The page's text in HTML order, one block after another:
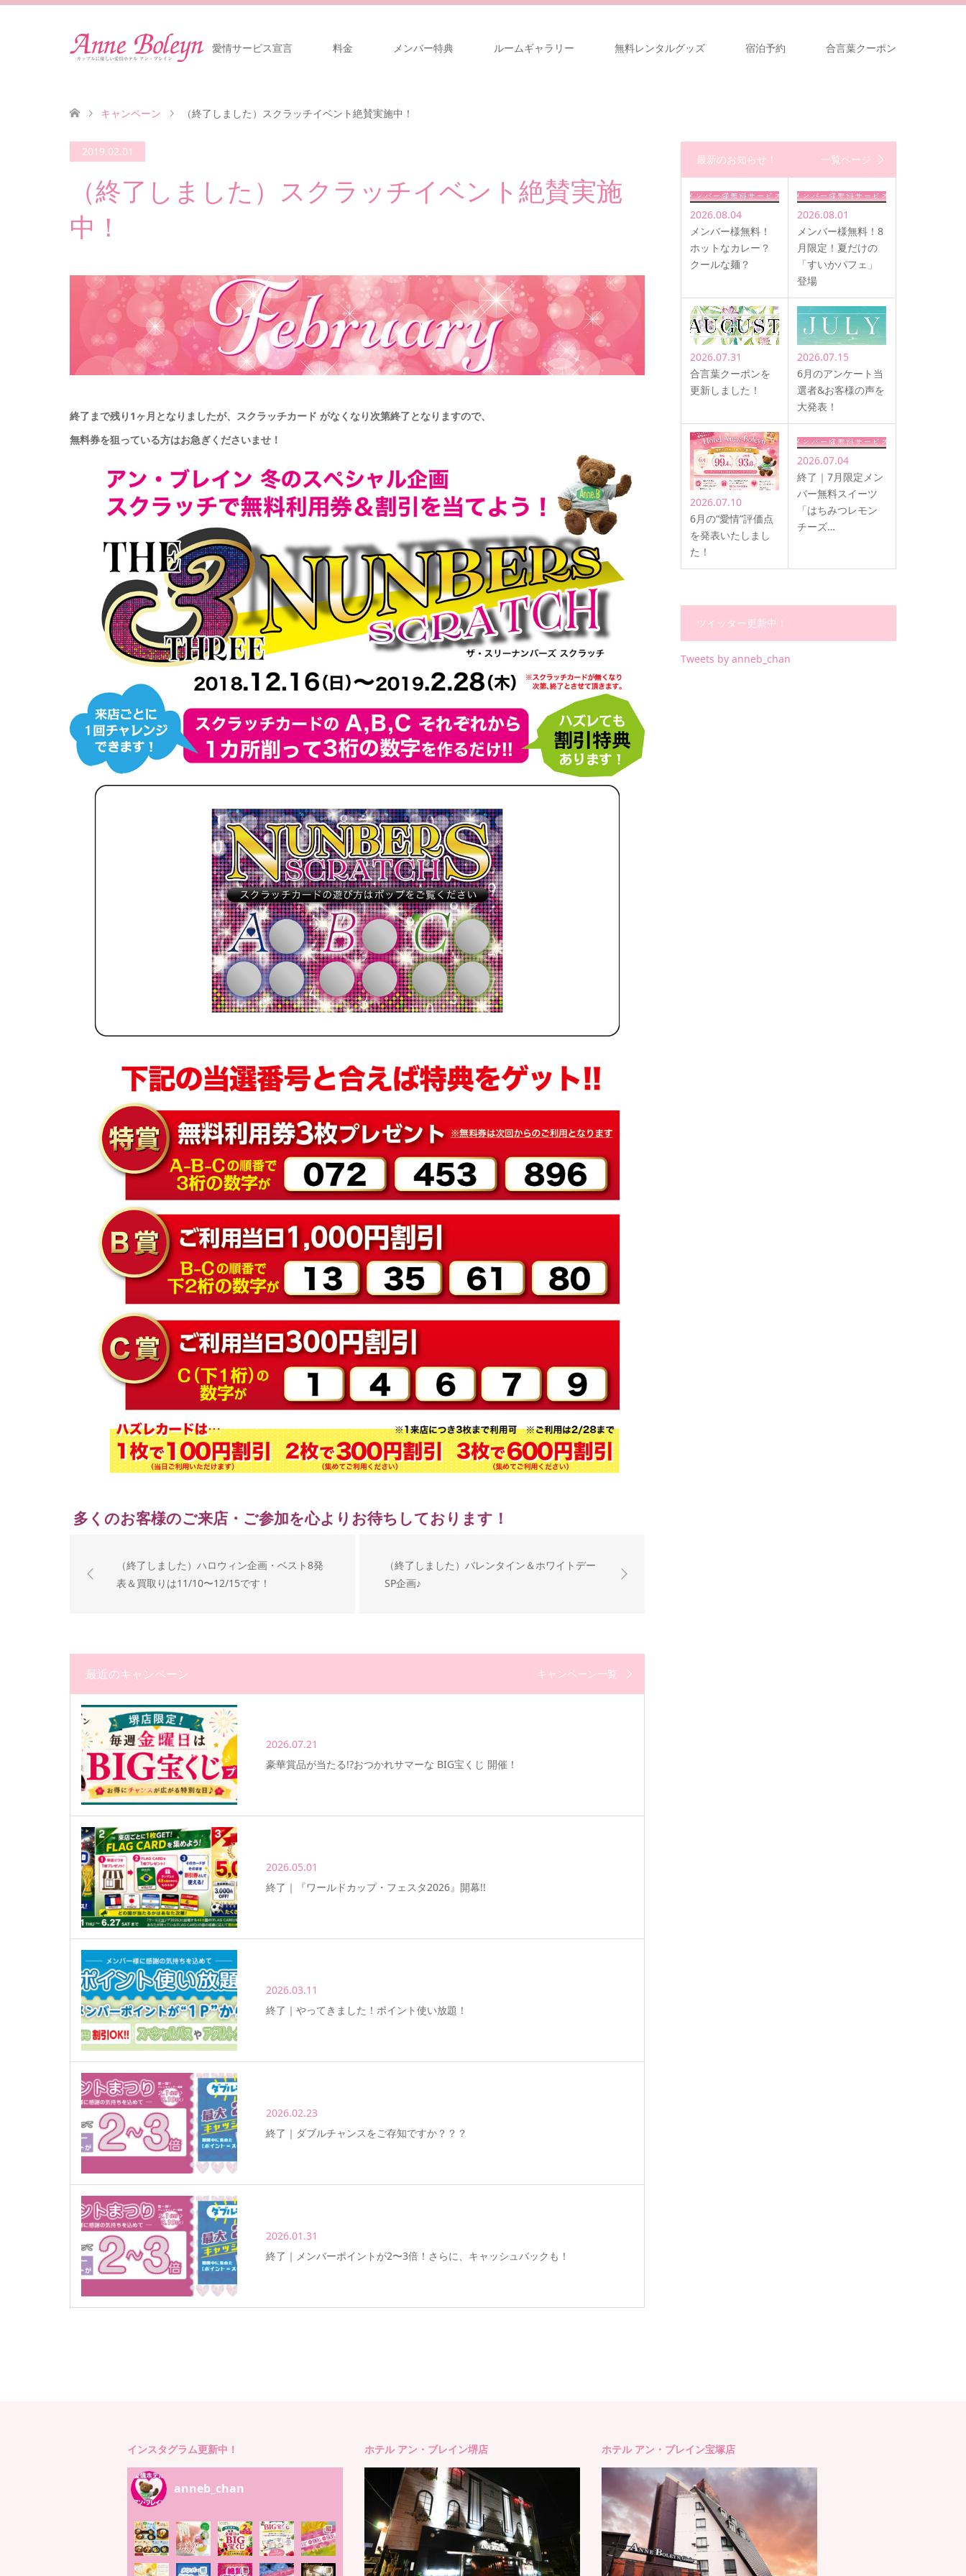
愛情サービス宣言 料金 メンバー特典 ルームギャラリー 無料レンタルグッズ 宿泊予約 合言葉クーポン
キャンペーン （終了しました）スクラッチイベント絶賛実施中！
2019.02.01
（終了しました）スクラッチイベント絶賛実施
中！
終了まで残り1ヶ月となりましたが、スクラッチカード がなくなり次第終了となりますので、
無料券を狙っている方はお急ぎくださいませ！
多くのお客様のご来店・ご参加を心よりお待ちしております！
（終了しました）ハロウィン企画・ベスト8発
表＆買取りは11/10〜12/15です！
（終了しました）バレンタイン＆ホワイトデー
SP企画♪
最近のキャンペーン キャンペーン一覧
2026.07.21
豪華賞品が当たる!?おつかれサマーな BIG宝くじ 開催！
2026.05.01
終了｜『ワールドカップ・フェスタ2026』開幕!!
2026.03.11
終了｜やってきました！ポイント使い放題！
2026.02.23
終了｜ダブルチャンスをご存知ですか？？？
2026.01.31
終了｜メンバーポイントが2〜3倍！さらに、キャッシュバックも！
最新のお知らせ！ 一覧ページ
2026.08.04
メンバー様無料！
ホットなカレー？
クールな麺？
2026.08.01
メンバー様無料！8
月限定！夏だけの
「すいかパフェ」
登場
2026.07.31
合言葉クーポンを
更新しました！
2026.07.15
6月のアンケート当
選者&お客様の声を
大発表！
2026.07.10
6月の“愛情”評価点
を発表いたしまし
た！
2026.07.04
終了｜7月限定メン
バー無料スイーツ
「はちみつレモン
チーズ…
ツイッター更新中！
Tweets by anneb_chan
インスタグラム更新中！
anneb_chan
ホテル アン・ブレイン堺店 ホテル アン・ブレイン宝塚店